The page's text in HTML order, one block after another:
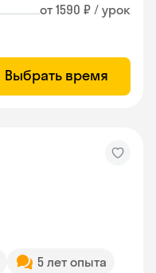
от 1590 ₽ / урок
Выбрать время
5 лет опыта